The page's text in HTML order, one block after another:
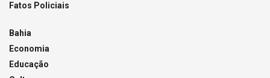
Fatos Policiais
Bahia
Economia
Educação